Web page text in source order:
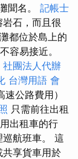
聞名。 記帳士
石，而且很
都位於島上的
容易接近。
社團法人代辦
台灣用語 會
公路費用）
只需前往出租
出租車的行
航班車。 這
享貨車用於